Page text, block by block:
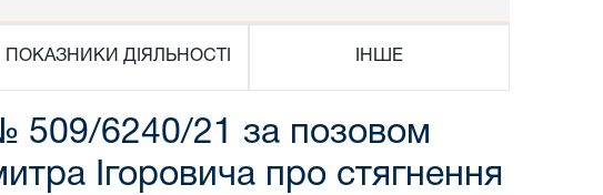
ПОКАЗНИКИ ДІЯЛЬНОСТІ ІНШЕ
509/6240/21 за позовом
Ігоровича про стягнення